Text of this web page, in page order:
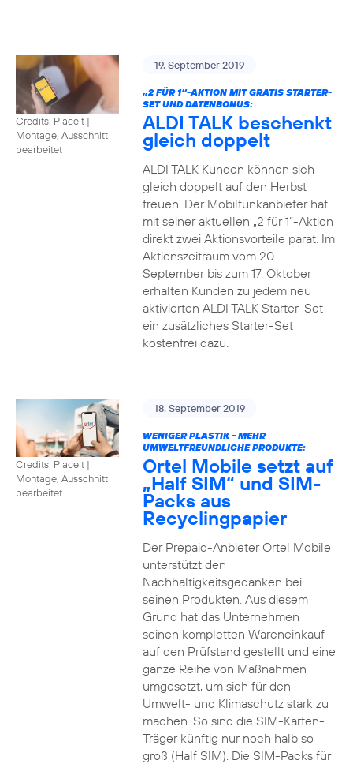
Credits: Placeit |
Montage, Ausschnitt
bearbeitet
19. September 2019
„2 FÜR 1“-AKTION MIT GRATIS STARTER-
SET UND DATENBONUS:
ALDI TALK beschenkt
gleich doppelt
ALDI TALK Kunden können sich
gleich doppelt auf den Herbst
freuen. Der Mobilfunkanbieter hat
mit seiner aktuellen „2 für 1“-Aktion
direkt zwei Aktionsvorteile parat. Im
Aktionszeitraum vom 20.
September bis zum 17. Oktober
erhalten Kunden zu jedem neu
aktivierten ALDI TALK Starter-Set
ein zusätzliches Starter-Set
kostenfrei dazu.
Credits: Placeit |
Montage, Ausschnitt
bearbeitet
18. September 2019
WENIGER PLASTIK - MEHR
UMWELTFREUNDLICHE PRODUKTE:
Ortel Mobile setzt auf
„Half SIM“ und SIM-
Packs aus
Recyclingpapier
Der Prepaid-Anbieter Ortel Mobile
unterstützt den
Nachhaltigkeitsgedanken bei
seinen Produkten. Aus diesem
Grund hat das Unternehmen
seinen kompletten Wareneinkauf
auf den Prüfstand gestellt und eine
ganze Reihe von Maßnahmen
umgesetzt, um sich für den
Umwelt- und Klimaschutz stark zu
machen. So sind die SIM-Karten-
Träger künftig nur noch halb so
groß (Half SIM). Die SIM-Packs für